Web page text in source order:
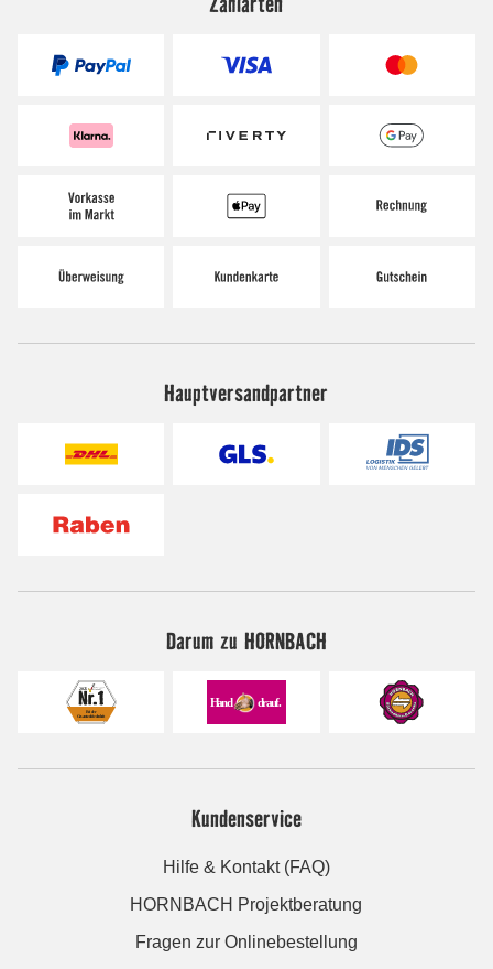
Hauptversandpartner
Darum zu HORNBACH
Kundenservice
Hilfe & Kontakt (FAQ)
HORNBACH Projektberatung
Fragen zur Onlinebestellung